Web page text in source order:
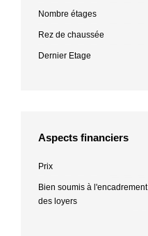
Nombre étages
Rez de chaussée
Dernier Etage
Aspects financiers
Prix
Bien soumis à l'encadrement
des loyers